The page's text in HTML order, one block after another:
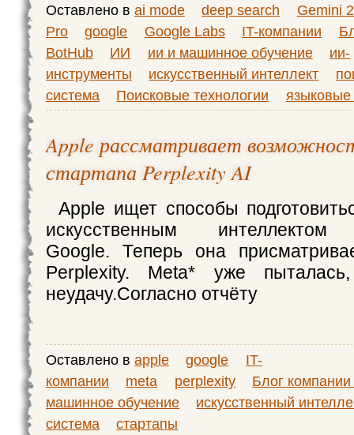
Оставлено в ai mode deep search
Gemini
Pro
google Google Labs IT-компании
BotHub
ИИ ии и машинное обучение
ии-
инструменты
искусственный интеллект
система
Поисковые технологии
Apple рассматривает
стартапа Perplexity AI
Apple ищет способы
искусственным
Google. Теперь она
Perplexity. Meta* уже
неудачу.Согласно отчёту
Оставлено в apple google
IT-
компании
meta perplexity
Блог
машинное обучение
искусственный
система
стартапы